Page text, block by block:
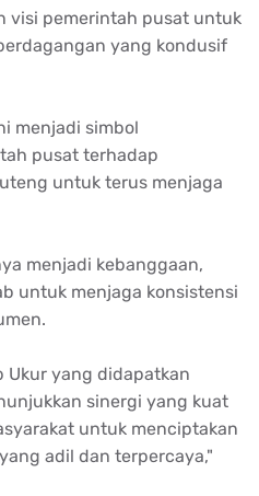
visi pemerintah pusat untuk
yang kondusif
menjadi simbol
pusat terhadap
untuk terus menjaga
menjadi kebanggaan,
untuk menjaga konsistensi
Ukur yang didapatkan
sinergi yang kuat
untuk menciptakan
adil dan terpercaya,"